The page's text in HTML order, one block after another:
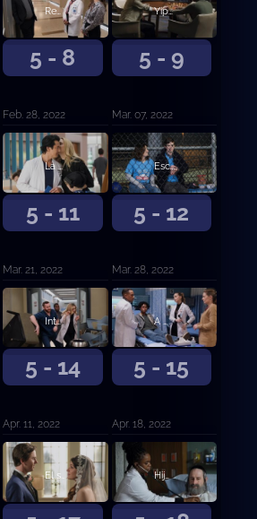
5 - 8
Rebelión.
Feb. 28, 2022
5 - 9
Yippee Ki-Yay.
Mar. 07, 2022
5 - 11
La familia.
Mar. 21, 2022
5 - 12
Escasez.
Mar. 28, 2022
5 - 14
Intoxicación compartida.
Apr. 11, 2022
5 - 15
A mi manera.
Apr. 18, 2022
El show de Lea. Hijos.